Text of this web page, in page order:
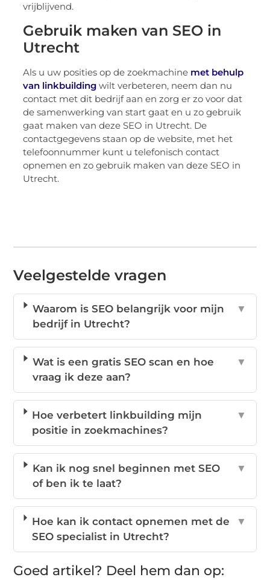
vrijblijvend.
Gebruik maken van SEO in
Utrecht
Als u uw posities op de zoekmachine met behulp
van linkbuilding wilt verbeteren, neem dan nu
contact met dit bedrijf aan en zorg er zo voor dat
de samenwerking van start gaat en u zo gebruik
gaat maken van deze SEO in Utrecht. De
contactgegevens staan op de website, met het
telefoonnummer kunt u telefonisch contact
opnemen en zo gebruik maken van deze SEO in
Utrecht.
Veelgestelde vragen
Waarom is SEO belangrijk voor mijn
bedrijf in Utrecht?
▼
Wat is een gratis SEO scan en hoe
vraag ik deze aan?
▼
Hoe verbetert linkbuilding mijn
positie in zoekmachines?
▼
Kan ik nog snel beginnen met SEO
of ben ik te laat?
▼
Hoe kan ik contact opnemen met de
SEO specialist in Utrecht?
▼
Goed artikel? Deel hem dan op: